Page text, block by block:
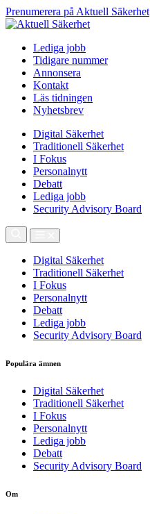
Prenumerera på Aktuell Säkerhet
Lediga jobb
Tidigare nummer
Annonsera
Kontakt
Läs tidningen
Nyhetsbrev
Digital Säkerhet
Traditionell Säkerhet
I Fokus
Personalnytt
Debatt
Lediga jobb
Security Advisory Board
Digital Säkerhet
Traditionell Säkerhet
I Fokus
Personalnytt
Debatt
Lediga jobb
Security Advisory Board
Populära ämnen
Digital Säkerhet
Traditionell Säkerhet
I Fokus
Personalnytt
Lediga jobb
Debatt
Security Advisory Board
Om